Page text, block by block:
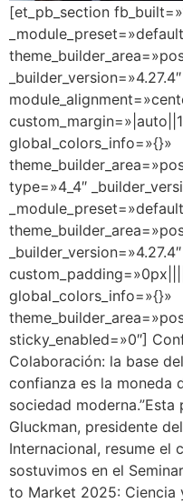
[et_pb_section
global_colors_info=»{}»
type=»4_4″
global_colors_info=»{}»
sticky_enabled=»0″]
Colaboración: la base
confianza es la moneda
sociedad
Gluckman, presidente
Internacional, resume el
sostuvimos en el
to Market 2025: Ciencia